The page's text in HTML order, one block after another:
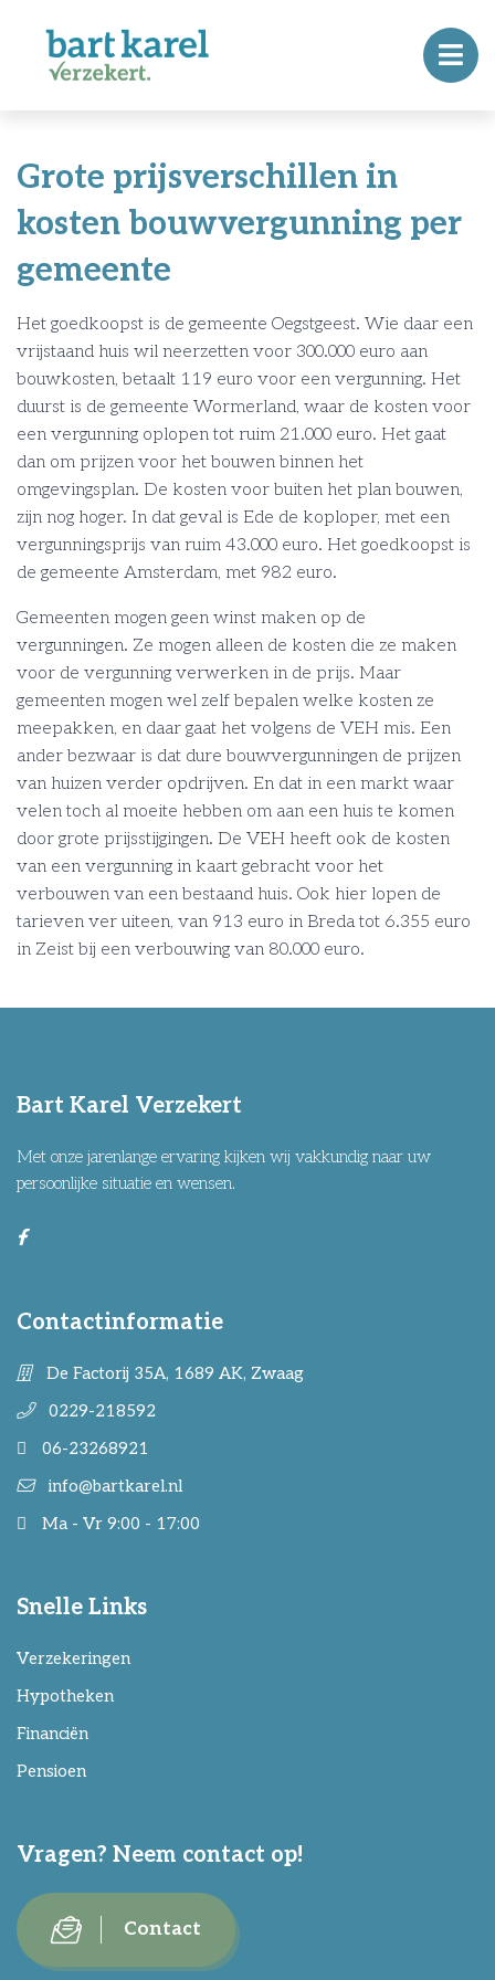
Grote prijsverschillen in
kosten bouwvergunning per
gemeente
Het goedkoopst is de gemeente Oegstgeest. Wie daar een
vrijstaand huis wil neerzetten voor 300.000 euro aan
bouwkosten, betaalt 119 euro voor een vergunning. Het
duurst is de gemeente Wormerland, waar de kosten voor
een vergunning oplopen tot ruim 21.000 euro. Het gaat
dan om prijzen voor het bouwen binnen het
omgevingsplan. De kosten voor buiten het plan bouwen,
zijn nog hoger. In dat geval is Ede de koploper, met een
vergunningsprijs van ruim 43.000 euro. Het goedkoopst is
de gemeente Amsterdam, met 982 euro.
Gemeenten mogen geen winst maken op de
vergunningen. Ze mogen alleen de kosten die ze maken
voor de vergunning verwerken in de prijs. Maar
gemeenten mogen wel zelf bepalen welke kosten ze
meepakken, en daar gaat het volgens de VEH mis. Een
ander bezwaar is dat dure bouwvergunningen de prijzen
van huizen verder opdrijven. En dat in een markt waar
velen toch al moeite hebben om aan een huis te komen
door grote prijsstijgingen. De VEH heeft ook de kosten
van een vergunning in kaart gebracht voor het
verbouwen van een bestaand huis. Ook hier lopen de
tarieven ver uiteen, van 913 euro in Breda tot 6.355 euro
in Zeist bij een verbouwing van 80.000 euro.
Bart Karel Verzekert
Met onze jarenlange ervaring kijken wij vakkundig naar uw
persoonlijke situatie en wensen.
Contactinformatie
De Factorij 35A, 1689 AK, Zwaag
0229-218592
06-23268921
info@bartkarel.nl
Ma - Vr 9:00 - 17:00
Snelle Links
Verzekeringen
Hypotheken
Financiën
Pensioen
Vragen? Neem contact op!
Contact